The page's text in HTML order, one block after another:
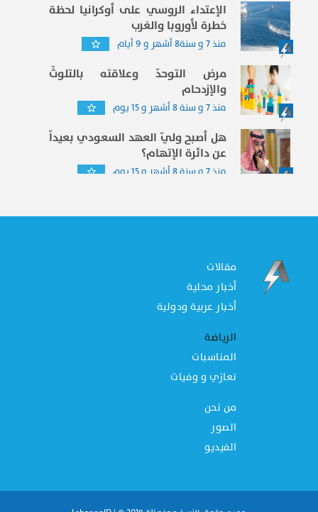
الإعتداء الروسي على أوكرانيا لحظة
خطرة لأوروبا والغرب
منذ 7 و سنة8 أشهر و 9 أيام
مرض التوحدّ وعلاقته بالتلوثّ
والإزدحام
منذ 7 و سنة 8 أشهر و 15 يوم
هل أصبح وليّ العهد السعودي بعيداّ
عن دائرة الإتهام؟
منذ 7 و سنة 8 أشهر و 15 يوم
مقالات
أخبار محلية
أخبار عربية ودولية
الرياضة
المناسبات
تعازي و وفيات
من نحن
الصور
الفيديو